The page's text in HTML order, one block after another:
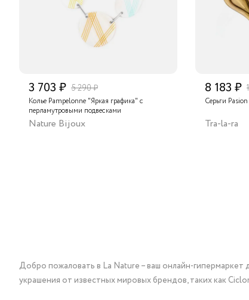
3 703 ₽ 5 290 ₽
Колье Pampelonne "Яркая графика" с
перламутровыми подвесками
Nature Bijoux
8 183 ₽
Серьги
Tra-la-ra
Добро пожаловать в La Nature – ваш онлайн-
украшения от известных мировых брендов, таких как